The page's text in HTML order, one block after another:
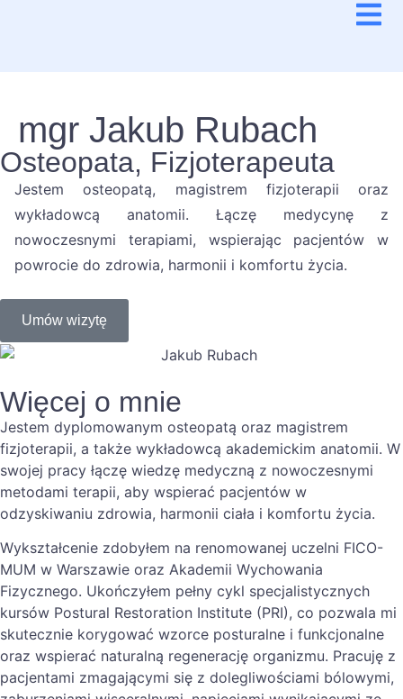
mgr Jakub Rubach
Osteopata, Fizjoterapeuta
Jestem osteopatą, magistrem fizjoterapii oraz
wykładowcą anatomii. Łączę medycynę z
nowoczesnymi terapiami, wspierając pacjentów w
powrocie do zdrowia, harmonii i komfortu życia.
Umów wizytę
Więcej o mnie
Jestem dyplomowanym osteopatą oraz magistrem
fizjoterapii, a także wykładowcą akademickim anatomii. W
swojej pracy łączę wiedzę medyczną z nowoczesnymi
metodami terapii, aby wspierać pacjentów w
odzyskiwaniu zdrowia, harmonii ciała i komfortu życia.
Wykształcenie zdobyłem na renomowanej uczelni FICO-
MUM w Warszawie oraz Akademii Wychowania
Fizycznego. Ukończyłem pełny cykl specjalistycznych
kursów Postural Restoration Institute (PRI), co pozwala mi
skutecznie korygować wzorce posturalne i funkcjonalne
oraz wspierać naturalną regenerację organizmu. Pracuję z
pacjentami zmagającymi się z dolegliwościami bólowymi,